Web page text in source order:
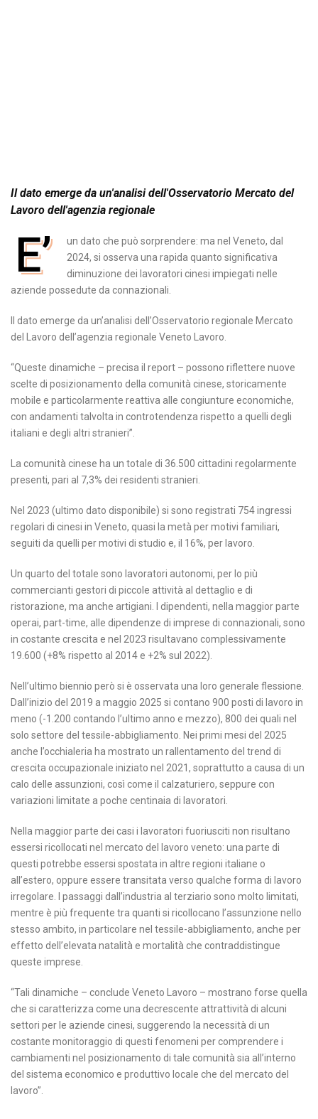
Il dato emerge da un'analisi dell'Osservatorio Mercato del
Lavoro dell'agenzia regionale
E’
un dato che può sorprendere: ma nel Veneto, dal
2024, si osserva una rapida quanto significativa
diminuzione dei lavoratori cinesi impiegati nelle
aziende possedute da connazionali.
Il dato emerge da un’analisi dell’Osservatorio regionale Mercato
del Lavoro dell’agenzia regionale Veneto Lavoro.
“Queste dinamiche – precisa il report – possono riflettere nuove
scelte di posizionamento della comunità cinese, storicamente
mobile e particolarmente reattiva alle congiunture economiche,
con andamenti talvolta in controtendenza rispetto a quelli degli
italiani e degli altri stranieri”.
La comunità cinese ha un totale di 36.500 cittadini regolarmente
presenti, pari al 7,3% dei residenti stranieri.
Nel 2023 (ultimo dato disponibile) si sono registrati 754 ingressi
regolari di cinesi in Veneto, quasi la metà per motivi familiari,
seguiti da quelli per motivi di studio e, il 16%, per lavoro.
Un quarto del totale sono lavoratori autonomi, per lo più
commercianti gestori di piccole attività al dettaglio e di
ristorazione, ma anche artigiani. I dipendenti, nella maggior parte
operai, part-time, alle dipendenze di imprese di connazionali, sono
in costante crescita e nel 2023 risultavano complessivamente
19.600 (+8% rispetto al 2014 e +2% sul 2022).
Nell’ultimo biennio però si è osservata una loro generale flessione.
Dall’inizio del 2019 a maggio 2025 si contano 900 posti di lavoro in
meno (-1.200 contando l’ultimo anno e mezzo), 800 dei quali nel
solo settore del tessile-abbigliamento. Nei primi mesi del 2025
anche l’occhialeria ha mostrato un rallentamento del trend di
crescita occupazionale iniziato nel 2021, soprattutto a causa di un
calo delle assunzioni, così come il calzaturiero, seppure con
variazioni limitate a poche centinaia di lavoratori.
Nella maggior parte dei casi i lavoratori fuoriusciti non risultano
essersi ricollocati nel mercato del lavoro veneto: una parte di
questi potrebbe essersi spostata in altre regioni italiane o
all’estero, oppure essere transitata verso qualche forma di lavoro
irregolare. I passaggi dall’industria al terziario sono molto limitati,
mentre è più frequente tra quanti si ricollocano l’assunzione nello
stesso ambito, in particolare nel tessile-abbigliamento, anche per
effetto dell’elevata natalità e mortalità che contraddistingue
queste imprese.
“Tali dinamiche – conclude Veneto Lavoro – mostrano forse quella
che si caratterizza come una decrescente attrattività di alcuni
settori per le aziende cinesi, suggerendo la necessità di un
costante monitoraggio di questi fenomeni per comprendere i
cambiamenti nel posizionamento di tale comunità sia all’interno
del sistema economico e produttivo locale che del mercato del
lavoro”.